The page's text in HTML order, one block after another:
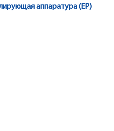
аппаратура (EP)